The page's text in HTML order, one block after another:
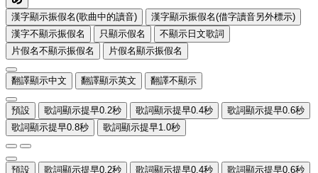
漢字顯示振假名(歌曲中的讀音)
漢字顯示振假名(借字讀音另外標示)
漢字不顯示振假名
只顯示假名
不顯示日文歌詞
片假名不顯示振假名
片假名顯示振假名
翻譯顯示中文 翻譯顯示英文 翻譯不顯示
預設 歌詞顯示提早0.2秒 歌詞顯示提早0.4秒
歌詞顯示提早0.6秒
歌詞顯示提早0.8秒
歌詞顯示提早1.0秒
預設 歌詞顯示提早0.2秒 歌詞顯示提早0.4秒
歌詞顯示提早0.6秒